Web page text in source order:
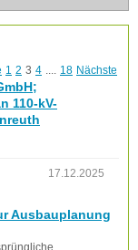
1 2 3 4 .... 18 Nächste
110-kV-
17.12.2025
Ausbauplanung